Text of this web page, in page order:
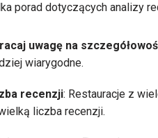
porad dotyczących analizy
uwagę na
wiarygodne.
recenzji: Restauracje z
liczba recenzji.